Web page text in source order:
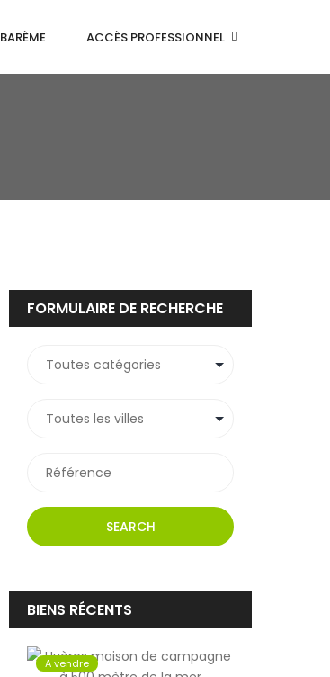
BARÈME ACCÈS PROFESSIONNEL
FORMULAIRE DE RECHERCHE
SEARCH
BIENS RÉCENTS
A vendre